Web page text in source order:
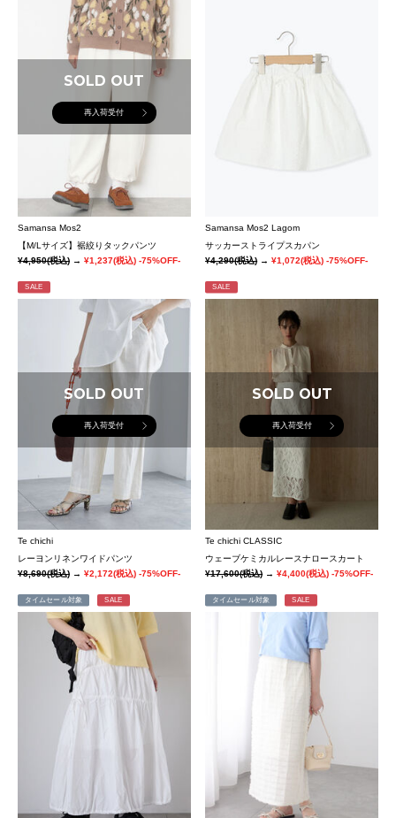
SOLD OUT
再入荷受付
Samansa Mos2
【M/Lサイズ】裾絞りタックパンツ
¥4,950(税込) → ¥1,237(税込) -75%OFF-
Samansa Mos2 Lagom
サッカーストライプスカパン
¥4,290(税込)→¥1,072(税込) -75%OFF-
SALE
SOLD OUT
再入荷受付
Te chichi
レーヨンリネンワイドパンツ
¥8,690(税込) → ¥2,172(税込) -75%OFF-
SALE
SOLD OUT
再入荷受付
Te chichi CLASSIC
ウェーブケミカルレースナロースカート
¥17,600(税込)→¥4,400(税込) -75%OFF-
タイムセール対象 SALE タイムセール対象 SALE